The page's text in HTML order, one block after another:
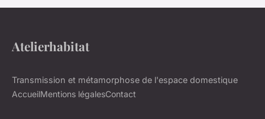
Atelierhabitat
Transmission et métamorphose de l'espace domestique
AccueilMentions légalesContact